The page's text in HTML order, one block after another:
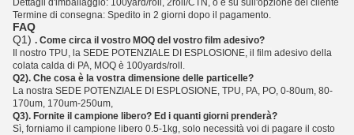
Dettagli d'imballaggio: 100yard/roll, 2roll/CTN, o è su sull'opzione del cliente
Termine di consegna: Spedito in 2 giorni dopo il pagamento.
FAQ
Q1) . Come circa il vostro MOQ del vostro film adesivo?
Il nostro TPU, la SEDE POTENZIALE DI ESPLOSIONE, il film adesivo della
colata calda di PA, MOQ è 100yards/roll.
Q2). Che cosa è la vostra dimensione delle particelle?
La nostra SEDE POTENZIALE DI ESPLOSIONE, TPU, PA, PO, 0-80um, 80-
170um, 170um-250um,
Q3). Fornite il campione libero? Ed i quanti giorni prenderà?
Sì, forniamo il campione libero 0.5-1kg, solo necessità voi di pagare il costo